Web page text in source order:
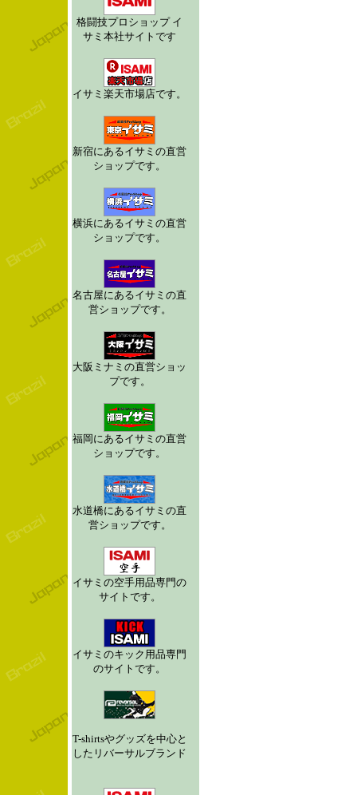
格闘技プロショップ イ
サミ本社サイトです
イサミ楽天市場店です。
新宿にあるイサミの直営
ショップです。
横浜にあるイサミの直営
ショップです。
名古屋にあるイサミの直
営ショップです。
大阪ミナミの直営ショッ
プです。
福岡にあるイサミの直営
ショップです。
水道橋にあるイサミの直
営ショップです。
イサミの空手用品専門の
サイトです。
イサミのキック用品専門
のサイトです。
T-shirtsやグッズを中心と
したリバーサルブランド